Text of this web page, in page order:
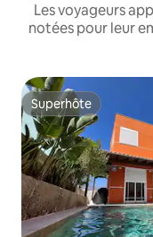
Les voyageurs
notées pour leur
Superhôte
Superhôte